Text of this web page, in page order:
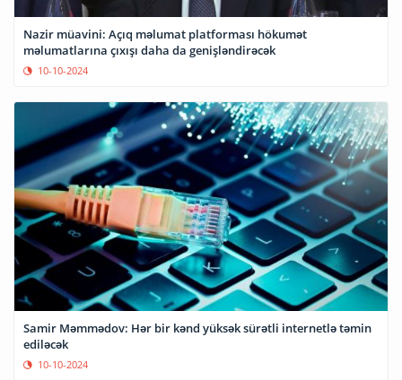
Nazir müavini: Açıq məlumat platforması hökumət
məlumatlarına çıxışı daha da genişləndirəcək
10-10-2024
Samir Məmmədov: Hər bir kənd yüksək sürətli internetlə təmin
ediləcək
10-10-2024